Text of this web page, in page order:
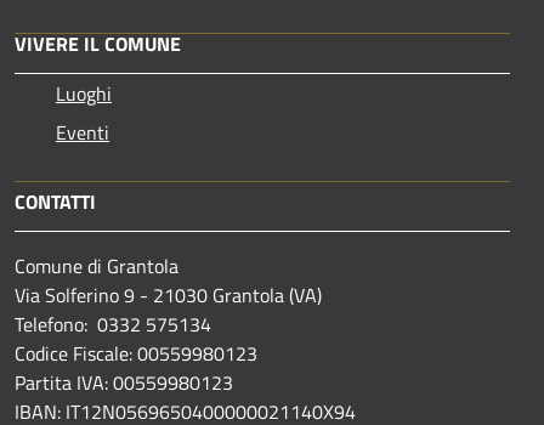
VIVERE IL COMUNE
Luoghi
Eventi
CONTATTI
Comune di Grantola
Via Solferino 9 - 21030 Grantola (VA)
Telefono: 0332 575134
Codice Fiscale: 00559980123
Partita IVA: 00559980123
IBAN: IT12N0569650400000021140X94